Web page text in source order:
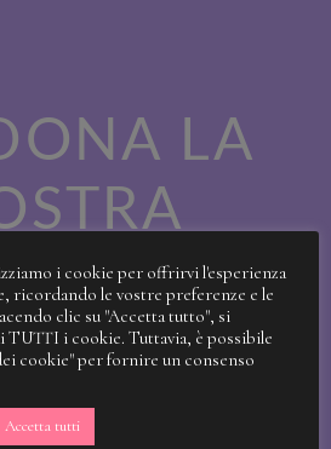
LA
A
i cookie per offrirvi l'esperienza
ricordando le vostre preferenze e le
clic su "Accetta tutto", si
TUTTI i cookie. Tuttavia, è possibile
cookie" per fornire un consenso
Accetta tutti